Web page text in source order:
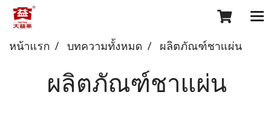
หน้าแรก บทความทั้งหมด ผลิตภัณฑ์ชาแผ่น
ผลิตภัณฑ์ชาแผ่น